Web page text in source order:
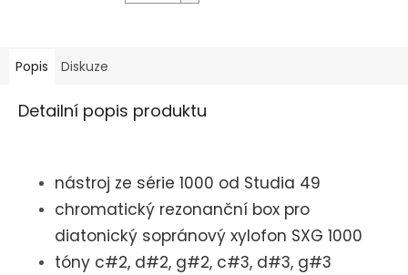
Popis Diskuze
Detailní popis produktu
nástroj ze série 1000 od Studia 49
chromatický rezonanční box pro
diatonický sopránový xylofon SXG 1000
tóny c#2, d#2, g#2, c#3, d#3, g#3